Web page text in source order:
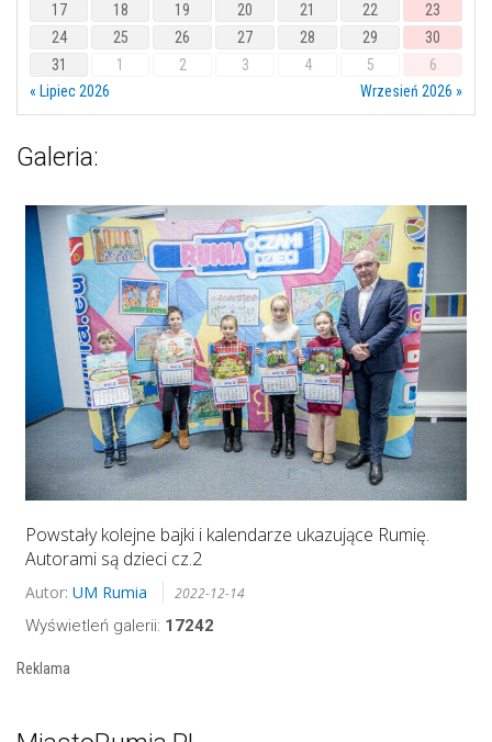
17
18 19 20 21 22
23
24
25 26 27 28 29
30
31
1 2 3 4 5
6
« Lipiec 2026
Wrzesień 2026 »
Galeria:
Powstały kolejne bajki i kalendarze ukazujące Rumię.
Autorami są dzieci cz.2
Autor: UM Rumia 2022-12-14
Wyświetleń galerii: 17242
Reklama